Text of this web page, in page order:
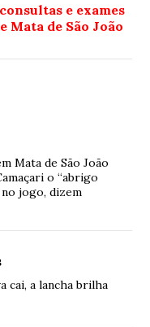
e exames
Mata de São João
Mata de São João
o “abrigo
jogo, dizem
cai, a lancha brilha